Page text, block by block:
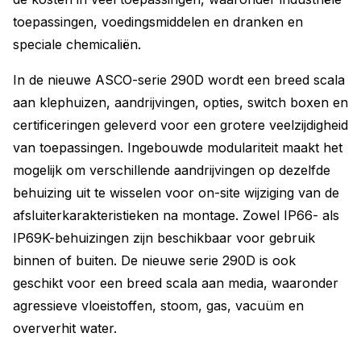
toepassingen, voedingsmiddelen en dranken en
speciale chemicaliën.
In de nieuwe ASCO-serie 290D wordt een breed scala
aan klephuizen, aandrijvingen, opties, switch boxen en
certificeringen geleverd voor een grotere veelzijdigheid
van toepassingen. Ingebouwde modulariteit maakt het
mogelijk om verschillende aandrijvingen op dezelfde
behuizing uit te wisselen voor on-site wijziging van de
afsluiterkarakteristieken na montage. Zowel IP66- als
IP69K-behuizingen zijn beschikbaar voor gebruik
binnen of buiten. De nieuwe serie 290D is ook
geschikt voor een breed scala aan media, waaronder
agressieve vloeistoffen, stoom, gas, vacuüm en
oververhit water.